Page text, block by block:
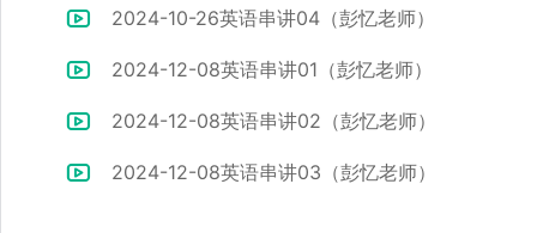
2024-10-26英语串讲04（彭忆老师）
2024-12-08英语串讲01（彭忆老师）
2024-12-08英语串讲02（彭忆老师）
2024-12-08英语串讲03（彭忆老师）